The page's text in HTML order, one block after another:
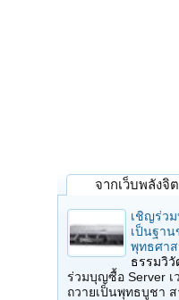
จากเว็บพลังจิต
เชิญร่ว
เป็นฐาน
พุทธศา
ธรรมวิ
ร่วมบุญซื้อ Server เ
ถวายเป็นพุทธบูชา